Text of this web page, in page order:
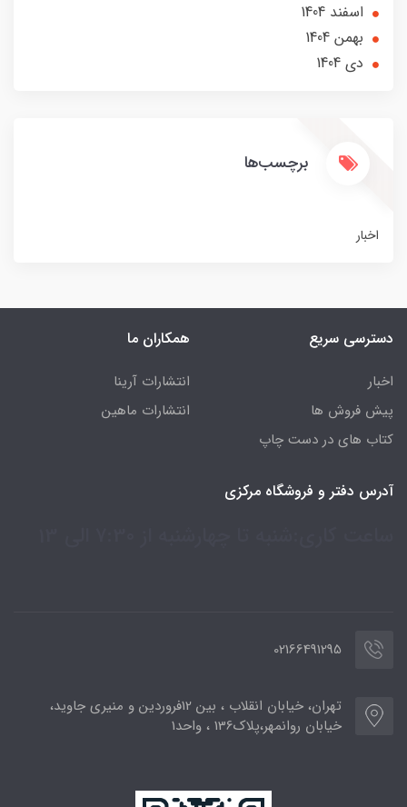
اسفند 1404
بهمن 1404
دی 1404
برچسب‌ها
اخبار
دسترسی سریع
اخبار
پیش فروش ها
کتاب های در دست چاپ
همکاران ما
انتشارات آرینا
انتشارات ماهین
آدرس دفتر و فروشگاه مرکزی
02166491295
تهران، خیابان انقلاب ، بین 12فروردین و منیری جاوید،
خیابان روانمهر،پلاک136 ، واحد1